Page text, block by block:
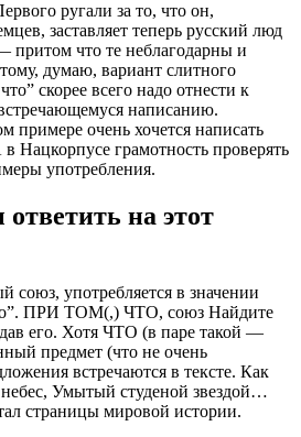
ругали за то, что он,
заставляет теперь русский люд
притом что те неблагодарны и
думаю, вариант слитного
скорее всего надо отнести к
написанию.
примере очень хочется написать
Нацкорпусе грамотность проверять
употребления.
на этот
союз, употребляется в значении
ПРИ ТОМ(,) ЧТО, союз Найдите
его. Хотя ЧТО (в паре такой ―
предмет (что не очень
встречаются в тексте. Как
небес, Умытый студеной звездой…
страницы мировой истории.